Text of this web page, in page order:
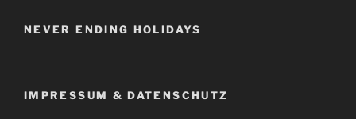
NEVER ENDING HOLIDAYS
IMPRESSUM & DATENSCHUTZ